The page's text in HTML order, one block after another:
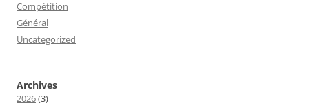
Compétition
Général
Uncategorized
Archives
2026(3)